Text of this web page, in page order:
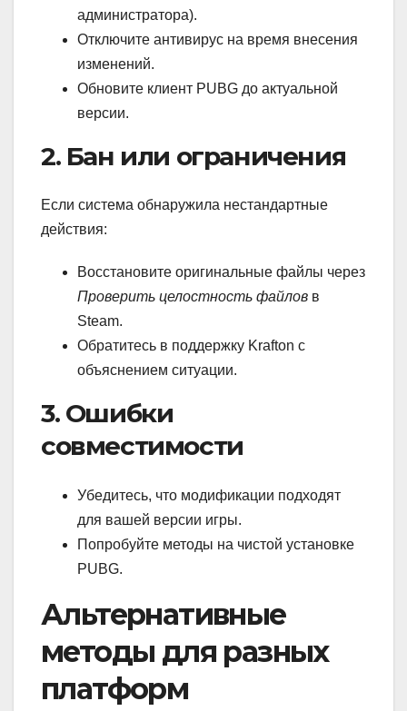
администратора).
Отключите антивирус на время внесения
изменений.
Обновите клиент PUBG до актуальной
версии.
2. Бан или ограничения
Если система обнаружила нестандартные
действия:
Восстановите оригинальные файлы через
Проверить целостность файлов в
Steam.
Обратитесь в поддержку Krafton с
объяснением ситуации.
3. Ошибки
совместимости
Убедитесь, что модификации подходят
для вашей версии игры.
Попробуйте методы на чистой установке
PUBG.
Альтернативные
методы для разных
платформ